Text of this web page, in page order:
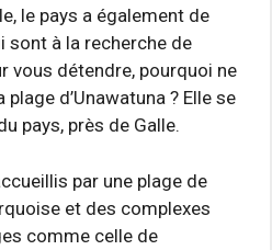
le pays a également de
sont à la recherche de
vous détendre, pourquoi ne
d’Unawatuna ? Elle se
pays, près de Galle.
par une plage de
et des complexes
comme celle de